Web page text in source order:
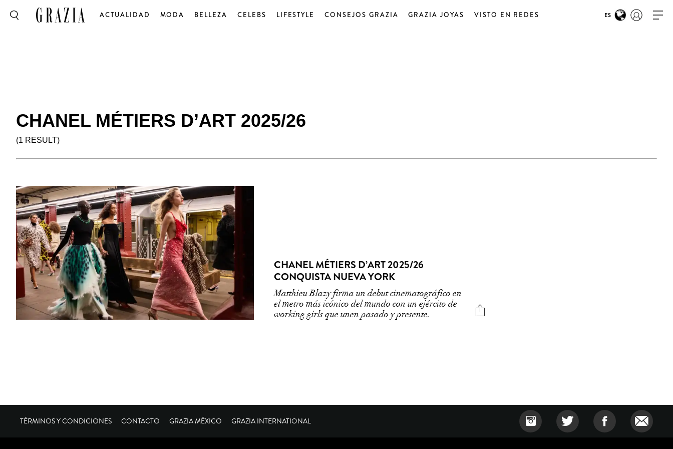
ACTUALIDAD MODA BELLEZA CELEBS LIFESTYLE CONSEJOS GRAZIA GRAZIA JOYAS VISTO EN REDES ES
CHANEL MÉTIERS D’ART 2025/26
(1 RESULT)
CHANEL MÉTIERS D’ART 2025/26
CONQUISTA NUEVA YORK
Matthieu Blazy firma un debut cinematográfico en
el metro más icónico del mundo con un ejército de
working girls que unen pasado y presente.
TÉRMINOS Y CONDICIONES CONTACTO GRAZIA MÉXICO GRAZIA INTERNATIONAL